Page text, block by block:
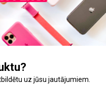
uz jūsu jautājumiem.